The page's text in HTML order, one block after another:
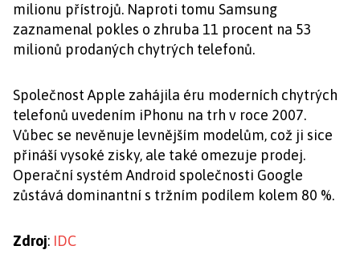
milionu přístrojů. Naproti tomu Samsung
zaznamenal pokles o zhruba 11 procent na 53
milionů prodaných chytrých telefonů.
Společnost Apple zahájila éru moderních chytrých
telefonů uvedením iPhonu na trh v roce 2007.
Vůbec se nevěnuje levnějším modelům, což ji sice
přináší vysoké zisky, ale také omezuje prodej.
Operační systém Android společnosti Google
zůstává dominantní s tržním podílem kolem 80 %.
Zdroj: IDC